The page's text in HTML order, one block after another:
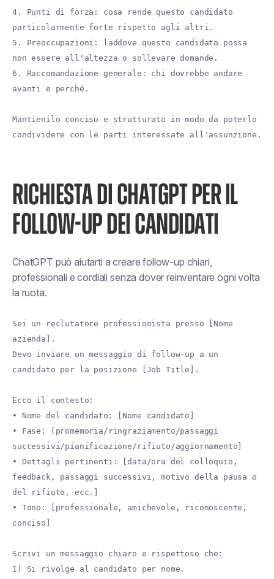
4. Punti di forza: cosa rende questo candidato
particolarmente forte rispetto agli altri.
5. Preoccupazioni: laddove questo candidato possa
non essere all'altezza o sollevare domande.
6. Raccomandazione generale: chi dovrebbe andare
avanti e perché.
Mantienilo conciso e strutturato in modo da poterlo
condividere con le parti interessate all'assunzione.
RICHIESTA DI CHATGPT PER IL
FOLLOW-UP DEI CANDIDATI
ChatGPT può aiutarti a creare follow-up chiari,
professionali e cordiali senza dover reinventare ogni volta
la ruota.
Sei un reclutatore professionista presso [Nome
azienda].
Devo inviare un messaggio di follow-up a un
candidato per la posizione [Job Title].
Ecco il contesto:
• Nome del candidato: [Nome candidato]
• Fase: [promemoria/ringraziamento/passaggi
successivi/pianificazione/rifiuto/aggiornamento]
• Dettagli pertinenti: [data/ora del colloquio,
feedback, passaggi successivi, motivo della pausa o
del rifiuto, ecc.]
• Tono: [professionale, amichevole, riconoscente,
conciso]
Scrivi un messaggio chiaro e rispettoso che:
1) Si rivolge al candidato per nome.